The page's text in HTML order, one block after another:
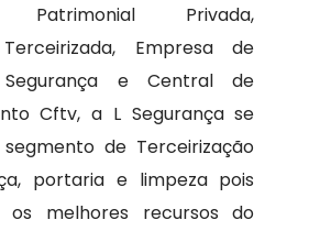
Patrimonial Privada,
Empresa de
e Central de
Cftv, a L Segurança se
de Terceirização
portaria e limpeza pois
melhores recursos do